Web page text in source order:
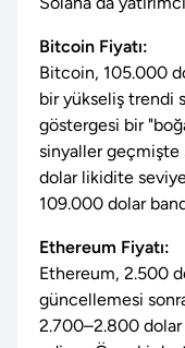
Bitcoin Fiyatı:
Bitcoin, 105.000
bir yükseliş trendi
göstergesi bir
sinyaller geçmişte
dolar likidite
109.000 dolar
Ethereum Fiyatı:
Ethereum, 2.500
güncellemesi
2.700–2.800